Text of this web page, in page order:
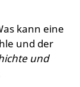
kann eine
und der
und